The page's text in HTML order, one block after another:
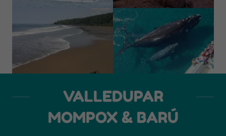
VALLEDUPAR
MOMPOX & BARÚ